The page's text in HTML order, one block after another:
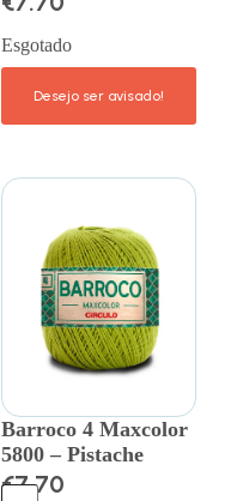
Esgotado
Barroco 4 Maxcolor
5800 – Pistache
€7.70